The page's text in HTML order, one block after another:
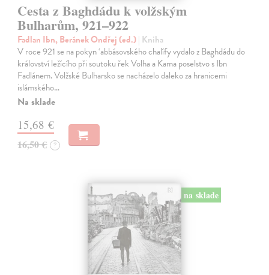
Cesta z Baghdádu k volžským
Bulharům, 921–922
Fadlan Ibn, Beránek Ondřej (ed.)| Kniha
V roce 921 se na pokyn ‘abbásovského chalífy vydalo z Baghdádu do
království ležícího při soutoku řek Volha a Kama poselstvo s Ibn
Fadlánem. Volžské Bulharsko se nacházelo daleko za hranicemi
islámského…
Na sklade
15,68 €
16,50 € ?
na sklade